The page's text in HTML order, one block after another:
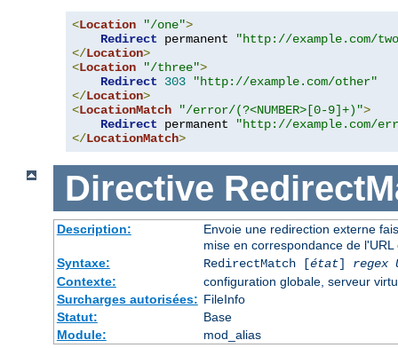
<Location "/one">
Redirect permanent
"http://example.com/
</Location>
<Location "/three">
Redirect
303
"http://example.com/other"
</Location>
<LocationMatch "/error/(?<NUMBER>[0-9]+)">
Redirect permanent
"http://example.com/
</LocationMatch>
Directive
Description:
Envoie une redirection externe
mise en correspondance de l'URL
Syntaxe:
RedirectMatch [état] regex
Contexte:
configuration globale, serveur
Surcharges autorisées: FileInfo
Statut:
Base
Module:
mod_alias